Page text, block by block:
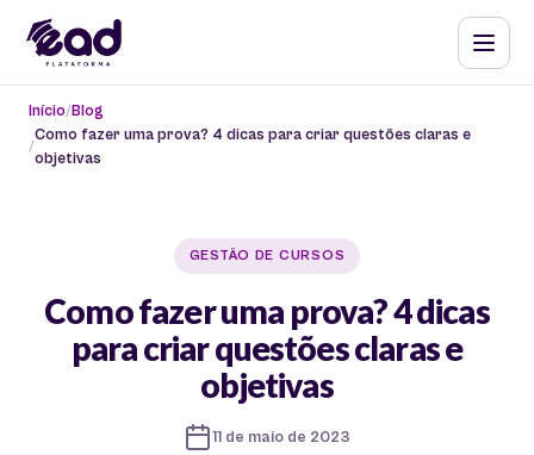
Início Blog
Como fazer uma prova? 4 dicas para criar questões claras e
objetivas
GESTÃO DE CURSOS
Como fazer uma prova? 4 dicas
para criar questões claras e
objetivas
11 de maio de 2023